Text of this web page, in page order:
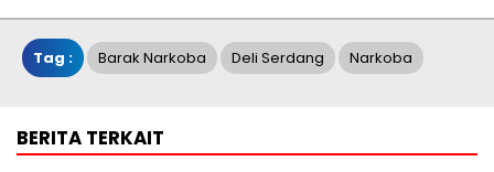
Tag : Barak Narkoba Deli Serdang Narkoba
BERITA TERKAIT